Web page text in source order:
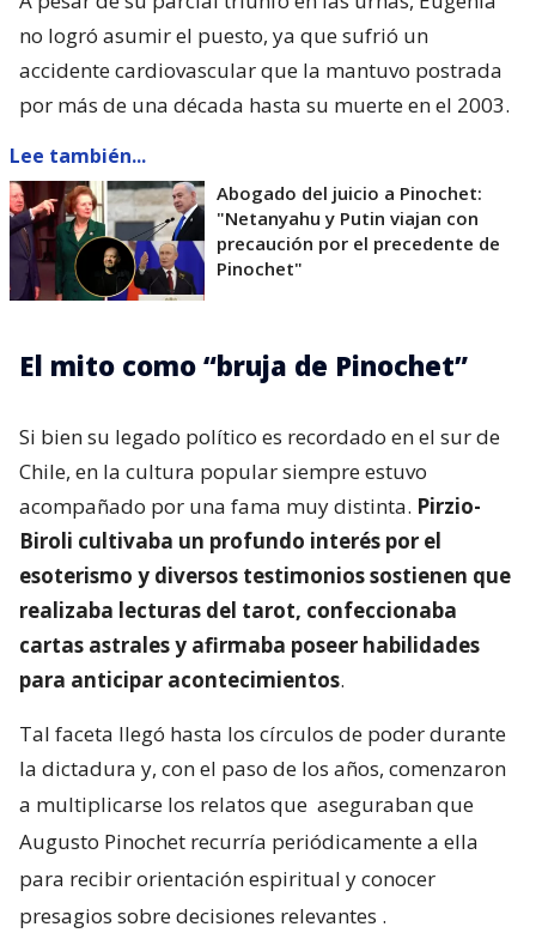
no logró asumir el puesto, ya que sufrió un
accidente cardiovascular que la mantuvo postrada
por más de una década hasta su muerte en el 2003.
Lee también...
Abogado del juicio a Pinochet:
"Netanyahu y Putin viajan con
precaución por el precedente de
Pinochet"
El mito como “bruja de Pinochet”
Si bien su legado político es recordado en el sur de
Chile, en la cultura popular siempre estuvo
acompañado por una fama muy distinta. Pirzio-
Biroli cultivaba un profundo interés por el
esoterismo y diversos testimonios sostienen que
realizaba lecturas del tarot, confeccionaba
cartas astrales y afirmaba poseer habilidades
para anticipar acontecimientos.
Tal faceta llegó hasta los círculos de poder durante
la dictadura y, con el paso de los años, comenzaron
a multiplicarse los relatos que aseguraban que
Augusto Pinochet recurría periódicamente a ella
para recibir orientación espiritual y conocer
presagios sobre decisiones relevantes .